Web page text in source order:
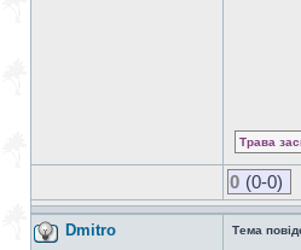
Трава
0 (0-0)
Dmitro Тема